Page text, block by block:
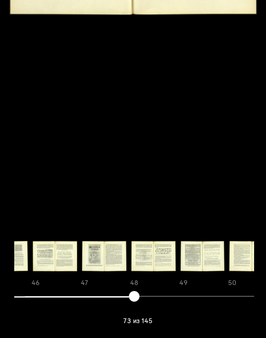
46 47 48 49 50
73 из 145